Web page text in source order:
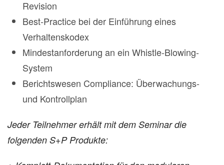
Revision
Best-Practice bei der Einführung eines
Verhaltenskodex
Mindestanforderung an ein Whistle-Blowing-
System
Berichtswesen Compliance: Überwachungs-
und Kontrollplan
Jeder Teilnehmer erhält mit dem Seminar die
folgenden S+P Produkte: